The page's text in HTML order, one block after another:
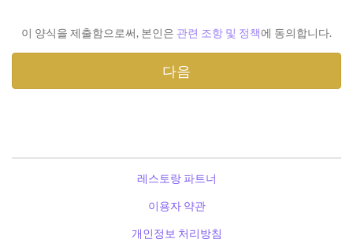
이 양식을 제출함으로써, 본인은 관련 조항 및 정책에 동의합니다.
레스토랑 파트너
이용자 약관
개인정보 처리방침